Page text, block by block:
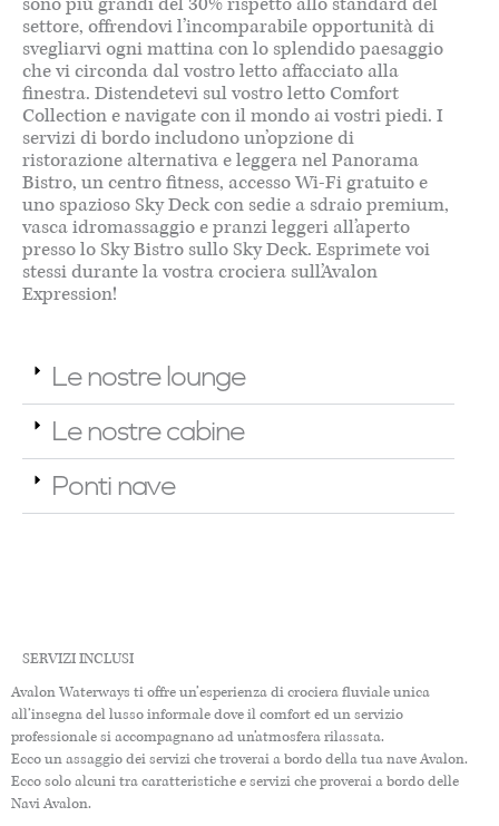
settore, offrendovi l’incomparabile opportunità di
svegliarvi ogni mattina con lo splendido paesaggio
che vi circonda dal vostro letto affacciato alla
finestra. Distendetevi sul vostro letto Comfort
Collection e navigate con il mondo ai vostri piedi. I
servizi di bordo includono un’opzione di
ristorazione alternativa e leggera nel Panorama
Bistro, un centro fitness, accesso Wi-Fi gratuito e
uno spazioso Sky Deck con sedie a sdraio premium,
vasca idromassaggio e pranzi leggeri all’aperto
presso lo Sky Bistro sullo Sky Deck. Esprimete voi
stessi durante la vostra crociera sull’Avalon
Expression!
Le nostre lounge
Le nostre cabine
Ponti nave
SERVIZI INCLUSI
Avalon Waterways ti offre un’esperienza di crociera fluviale unica
all’insegna del lusso informale dove il comfort ed un servizio
professionale si accompagnano ad un’atmosfera rilassata.
Ecco un assaggio dei servizi che troverai a bordo della tua nave Avalon.
Ecco solo alcuni tra caratteristiche e servizi che proverai a bordo delle
Navi Avalon.